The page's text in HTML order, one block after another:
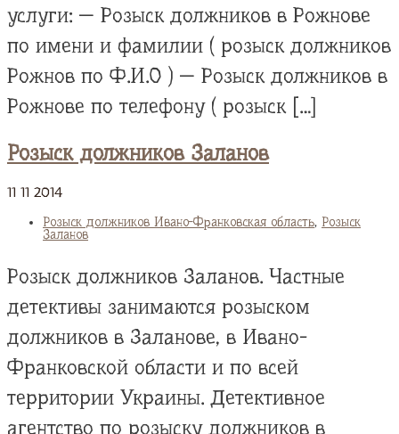
услуги: — Розыск должников в Рожнове
по имени и фамилии ( розыск должников
Рожнов по Ф.И.О ) — Розыск должников в
Рожнове по телефону ( розыск […]
Розыск должников Заланов
11 11 2014
Розыск должников Ивано-Франковская область, Розыск
Заланов
Розыск должников Заланов. Частные
детективы занимаются розыском
должников в Заланове, в Ивано-
Франковской области и по всей
территории Украины. Детективное
агентство по розыску должников в